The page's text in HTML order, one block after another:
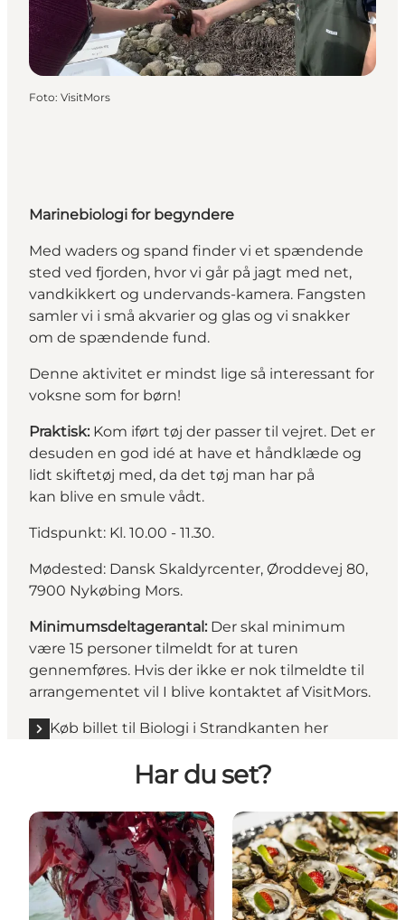
Foto: VisitMors
Marinebiologi for begyndere
Med waders og spand finder vi et spændende
sted ved fjorden, hvor vi går på jagt med net,
vandkikkert og undervands-kamera. Fangsten
samler vi i små akvarier og glas og vi snakker
om de spændende fund.
Denne aktivitet er mindst lige så interessant for
voksne som for børn!
Praktisk: Kom iført tøj der passer til vejret. Det er
desuden en god idé at have et håndklæde og
lidt skiftetøj med, da det tøj man har på
kan blive en smule vådt.
Tidspunkt: Kl. 10.00 - 11.30.
Mødested: Dansk Skaldyrcenter, Øroddevej 80,
7900 Nykøbing Mors.
Minimumsdeltagerantal: Der skal minimum
være 15 personer tilmeldt for at turen
gennemføres. Hvis der ikke er nok tilmeldte til
arrangementet vil I blive kontaktet af VisitMors.
Køb billet til Biologi i Strandkanten her
Har du set?